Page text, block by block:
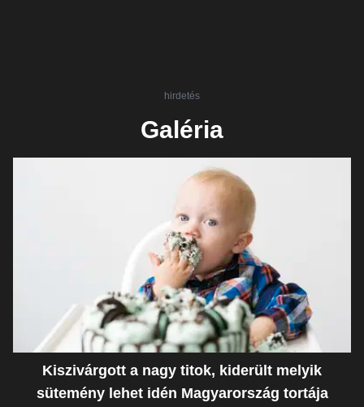
hirdetés
Galéria
Kiszivárgott a nagy titok, kiderült melyik
sütemény lehet idén Magyarország tortája